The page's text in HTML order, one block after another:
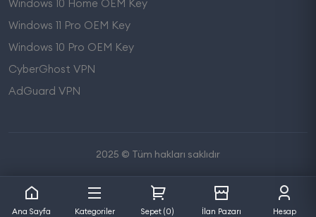
Ana Sayfa Kategoriler Sepet (0) İlan Pazarı Hesap
Windows 10 Home OEM Key
Windows 11 Pro OEM Key
Windows 10 Pro OEM Key
CyberGhost VPN
AdGuard VPN
2025 © Tüm hakları saklıdır